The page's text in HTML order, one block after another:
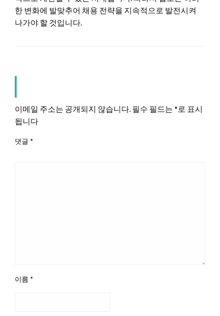
한 변화에 발맞추어 채용 전략을 지속적으로 발전시켜
나가야 할 것입니다.
이메일 주소는 공개되지 않습니다. 필수 필드는 *로 표시
됩니다
댓글 *
이름 *